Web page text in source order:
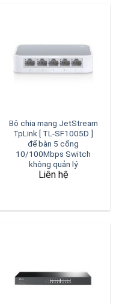
Bộ chia mạng JetStream
TpLink [ TL-SF1005D ]
để bàn 5 cổng
10/100Mbps Switch
không quản lý
Liên hệ